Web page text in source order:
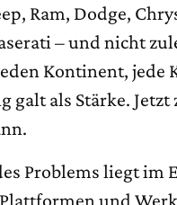
Ram, Dodge,
– und nicht
Kontinent, jede
galt als Stärke. Jetzt
Problems liegt
und